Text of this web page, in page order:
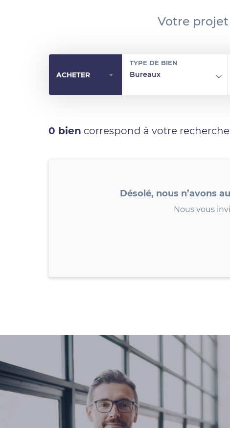
Votre
ACHETER
TYPE DE BIEN
Bureaux
0 bien correspond à votre recherche
Désolé, nous n’avons
Nous vous